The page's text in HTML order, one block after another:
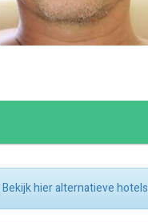
Bekijk hier alternatieve hotels